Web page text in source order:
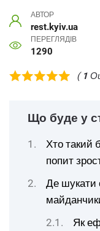
АВТОР
rest.kyiv.ua
ПЕРЕГЛЯДІВ
1290
( 1
Що буде у
Хто такий
попит
Де шукати
Як